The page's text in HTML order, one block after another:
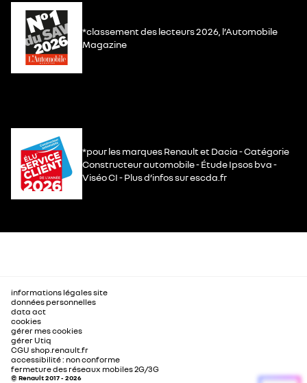
*classement des lecteurs 2026, l’Automobile
Magazine
*pour les marques Renault et Dacia - Catégorie
Constructeur automobile - Étude Ipsos bva -
Viséo CI - Plus d’infos sur escda.fr
informations légales site
données personnelles
data act
cookies
gérer mes cookies
gérer Utiq
CGU shop.renault.fr
accessibilité : non conforme
fermeture des réseaux mobiles 2G/3G
© Renault 2017 - 2026